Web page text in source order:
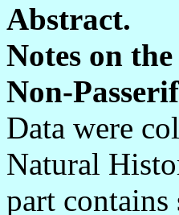
Abstract.
Notes on
Non-
Data were
Natural
part